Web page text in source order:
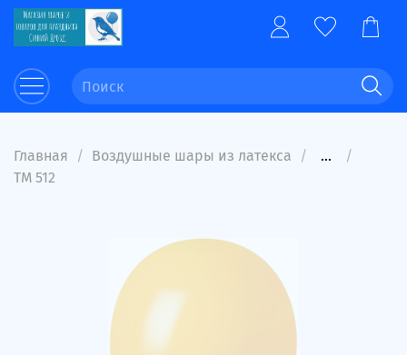
Главная Воздушные шары из латекса
...
ТМ 512